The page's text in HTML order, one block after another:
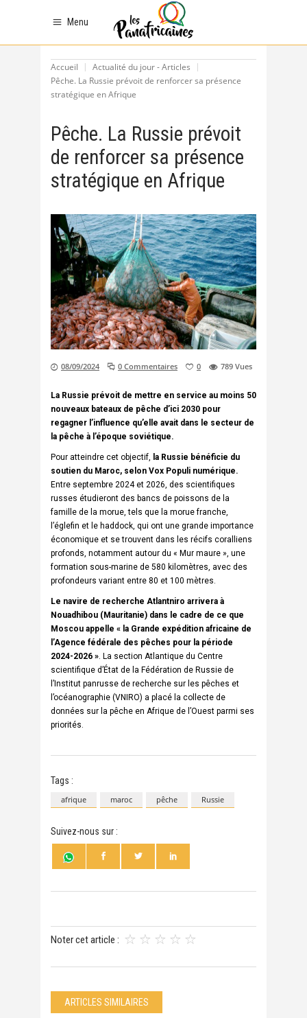
Menu
Accueil
Actualité du jour - Articles
Pêche. La Russie prévoit de renforcer sa présence
stratégique en Afrique
Pêche. La Russie prévoit
de renforcer sa présence
stratégique en Afrique
08/09/2024 0 Commentaires 0 789 Vues
La Russie prévoit de mettre en service au moins 50
nouveaux bateaux de pêche d’ici 2030 pour
regagner l’influence qu’elle avait dans le secteur de
la pêche à l’époque soviétique.
Pour atteindre cet objectif,
la Russie bénéficie du
soutien du Maroc, selon Vox Populi numérique.
Entre septembre 2024 et 2026, des scientifiques
russes étudieront des bancs de poissons de la
famille de la morue, tels que la morue franche,
l’églefin et le haddock, qui ont une grande importance
économique et se trouvent dans les récifs coralliens
profonds, notamment autour du « Mur maure », une
formation sous-marine de 580 kilomètres, avec des
profondeurs variant entre 80 et 100 mètres.
Le navire de recherche Atlantniro arrivera à
Nouadhibou (Mauritanie) dans le cadre de ce que
Moscou appelle « la Grande expédition africaine de
l’Agence fédérale des pêches pour la période
2024-2026 » . La section Atlantique du Centre
scientifique d’État de la Fédération de Russie de
l’Institut panrusse de recherche sur les pêches et
l’océanographie (VNIRO) a placé la collecte de
données sur la pêche en Afrique de l’Ouest parmi ses
priorités.
Tags :
afrique maroc pêche Russie
Suivez-nous sur :
Noter cet article :
ARTICLES SIMILAIRES